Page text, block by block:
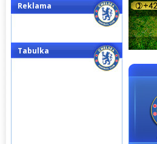
Reklama
Tabulka